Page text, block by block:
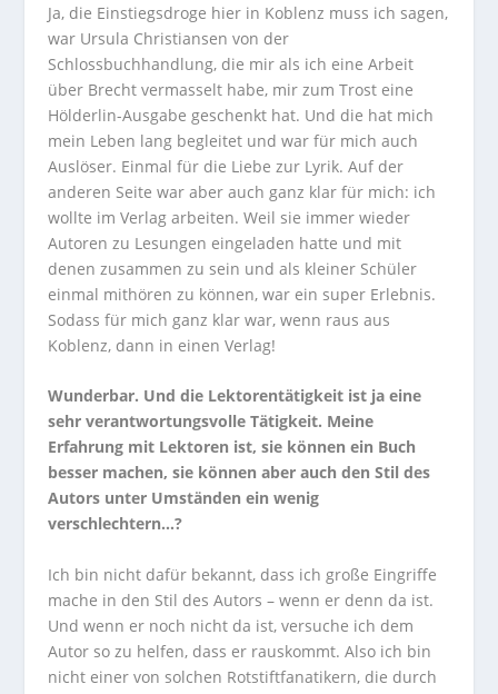
Ja, die Einstiegsdroge hier in Koblenz muss ich sagen,
war Ursula Christiansen von der
Schlossbuchhandlung, die mir als ich eine Arbeit
über Brecht vermasselt habe, mir zum Trost eine
Hölderlin-Ausgabe geschenkt hat. Und die hat mich
mein Leben lang begleitet und war für mich auch
Auslöser. Einmal für die Liebe zur Lyrik. Auf der
anderen Seite war aber auch ganz klar für mich: ich
wollte im Verlag arbeiten. Weil sie immer wieder
Autoren zu Lesungen eingeladen hatte und mit
denen zusammen zu sein und als kleiner Schüler
einmal mithören zu können, war ein super Erlebnis.
Sodass für mich ganz klar war, wenn raus aus
Koblenz, dann in einen Verlag!
Wunderbar. Und die Lektorentätigkeit ist ja eine
sehr verantwortungsvolle Tätigkeit. Meine
Erfahrung mit Lektoren ist, sie können ein Buch
besser machen, sie können aber auch den Stil des
Autors unter Umständen ein wenig
verschlechtern…?
Ich bin nicht dafür bekannt, dass ich große Eingriffe
mache in den Stil des Autors – wenn er denn da ist.
Und wenn er noch nicht da ist, versuche ich dem
Autor so zu helfen, dass er rauskommt. Also ich bin
nicht einer von solchen Rotstiftfanatikern, die durch